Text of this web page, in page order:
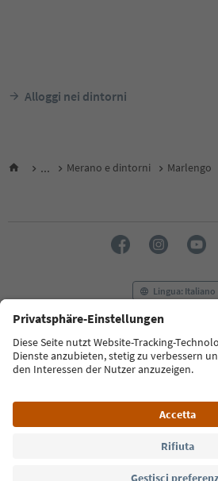
Alloggi nei dintorni
... Merano e dintorni Marlengo
Lingua: Italiano
FAQ Contatti Press MICE
Termini e condizioni
Crediti
Alto Adige B2B